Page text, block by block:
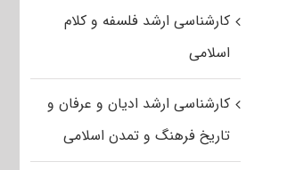
کارشناسی ارشد فلسفه و کلام
اسلامی
کارشناسی ارشد ادیان و عرفان و
تاریخ فرهنگ و تمدن اسلامی